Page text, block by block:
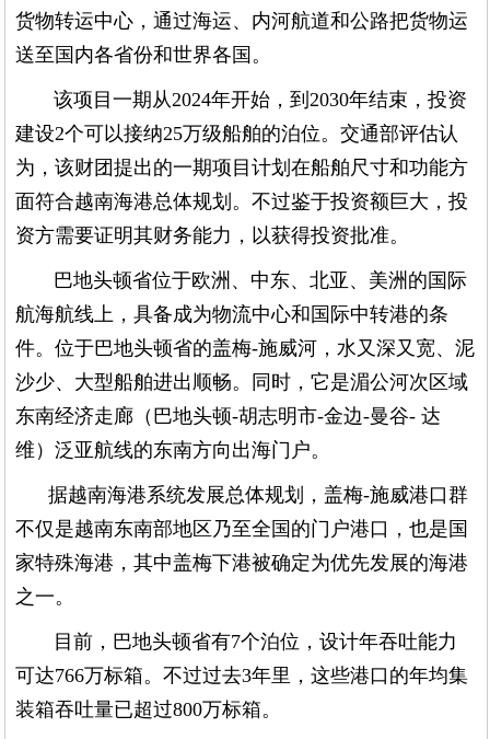
货物转运中心，通过海运、内河航道和公路把货物运
送至国内各省份和世界各国。
该项目一期从2024年开始，到2030年结束，投资
建设2个可以接纳25万级船舶的泊位。交通部评估认
为，该财团提出的一期项目计划在船舶尺寸和功能方
面符合越南海港总体规划。不过鉴于投资额巨大，投
资方需要证明其财务能力，以获得投资批准。
巴地头顿省位于欧洲、中东、北亚、美洲的国际
航海航线上，具备成为物流中心和国际中转港的条
件。位于巴地头顿省的盖梅-施威河，水又深又宽、泥
沙少、大型船舶进出顺畅。同时，它是湄公河次区域
东南经济走廊（巴地头顿-胡志明市-金边-曼谷- 达
维）泛亚航线的东南方向出海门户。
据越南海港系统发展总体规划，盖梅-施威港口群
不仅是越南东南部地区乃至全国的门户港口，也是国
家特殊海港，其中盖梅下港被确定为优先发展的海港
之一。
目前，巴地头顿省有7个泊位，设计年吞吐能力
可达766万标箱。不过过去3年里，这些港口的年均集
装箱吞吐量已超过800万标箱。